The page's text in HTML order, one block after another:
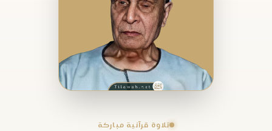
تلاوة قرآنية مباركة